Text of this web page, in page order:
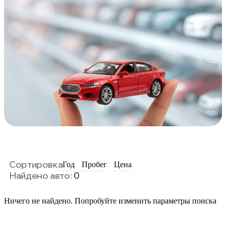
СортировкаГод Пробег Цена
Найдено авто: 0
Ничего не найдено. Попробуйте изменить параметры поиска